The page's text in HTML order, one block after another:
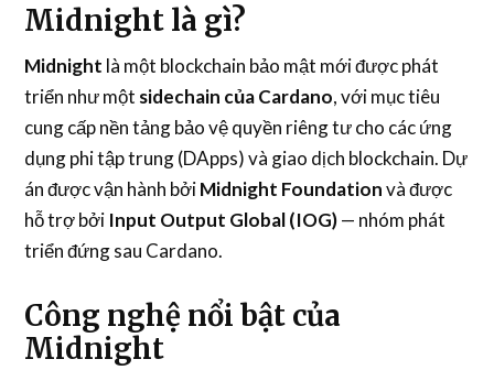
Midnight là gì?
Midnight là một blockchain bảo mật mới được phát
triển như một sidechain của Cardano, với mục tiêu
cung cấp nền tảng bảo vệ quyền riêng tư cho các ứng
dụng phi tập trung (DApps) và giao dịch blockchain. Dự
án được vận hành bởiMidnight Foundationvà được
hỗ trợ bởi Input Output Global (IOG)— nhóm phát
triển đứng sau Cardano.
Công nghệ nổi bật của
Midnight